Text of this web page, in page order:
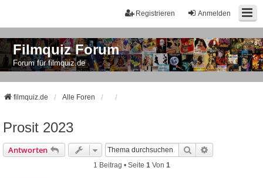
Anmelden
Registrieren
Filmquiz Forum
Forum für filmquiz.de
filmquiz.de Alle Foren
Prosit 2023
Antworten Suche
1 Beitrag • Seite 1Von 1